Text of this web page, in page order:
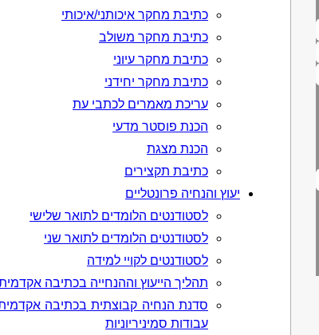
כתיבת מחקר איכותני/איכותי
כתיבת מחקר משולב
כתיבת מחקר עיוני
כתיבת מחקר יחידני
עריכת מאמרים לכתבי עת
הכנת פוסטר מדעי
הכנת מצגת
כתיבת תקצירים
יעוץ והנחיה פרונטליים
לסטודנטים הלומדים לתואר שלישי
לסטודנטים הלומדים לתואר שני
לסטודנטים לקויי למידה
תהליך הייעוץ וההנחייה בכתיבה
סדנת הנחיה קבוצתית בכתיבה
עבודות סמיניריוניות